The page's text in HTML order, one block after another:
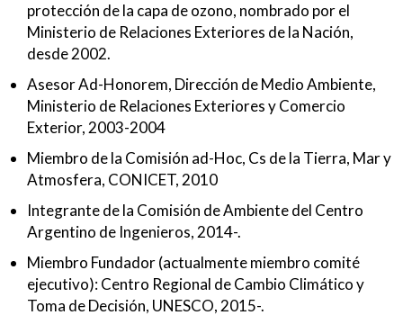
protección de la capa de ozono, nombrado por el
Ministerio de Relaciones Exteriores de la Nación,
desde 2002.
Asesor Ad-Honorem, Dirección de Medio Ambiente,
Ministerio de Relaciones Exteriores y Comercio
Exterior, 2003-2004
Miembro de la Comisión ad-Hoc, Cs de la Tierra, Mar y
Atmosfera, CONICET, 2010
Integrante de la Comisión de Ambiente del Centro
Argentino de Ingenieros, 2014-.
Miembro Fundador (actualmente miembro comité
ejecutivo): Centro Regional de Cambio Climático y
Toma de Decisión, UNESCO, 2015-.